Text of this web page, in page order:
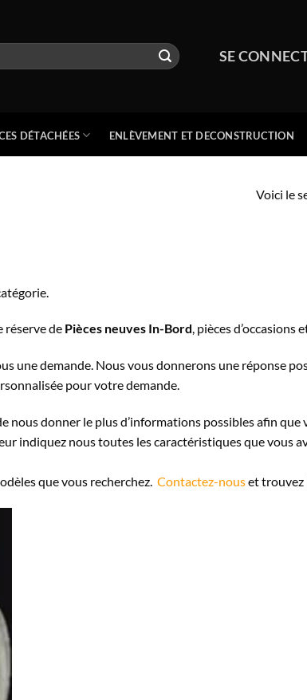
SE
DÉTACHÉES ENLÈVEMENT ET DECONSTRUCTION
Voici le
réserve de Pièces neuves In-Bord, pièces d’occasions
une demande. Nous vous donnerons une réponse
pour votre demande.
nous donner le plus d’informations possibles afin que
indiquez nous toutes les caractéristiques que vous
que vous recherchez. Contactez-nouset trouvez